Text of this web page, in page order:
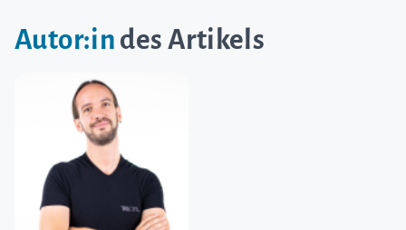
Autor:in des Artikels